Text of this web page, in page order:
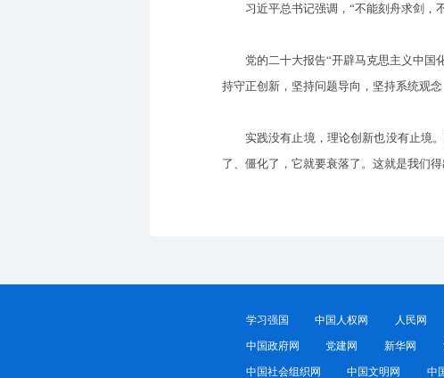
习近平总书记强调，“不能刻舟求剑，不
党的二十大报告“开辟马克思主义中国化
持守正创新，坚持问题导向，坚持系统观
实践没有止境，理论创新也没有止境。
了、僵化了，它就要衰落了。这就是我们
学习强国 中国人权网 人民网
中国政府网 党建网 新华网
中国社会组织网 中国文明网 中